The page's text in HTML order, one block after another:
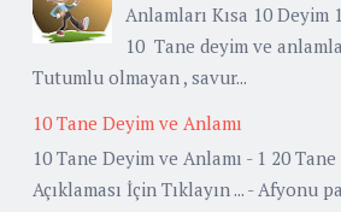
Anlamları Kısa 10 Deyim
10 Tane deyim ve
Tutumlu olmayan , savur...
10 Tane Deyim ve Anlamı
10 Tane Deyim ve Anlamı - 1 20
Açıklaması İçin Tıklayın ... - Afyonu